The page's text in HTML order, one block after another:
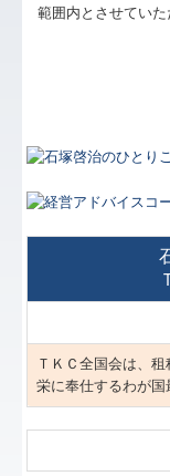
ＴＫＣ全国会は、
栄に奉仕するわが国
範囲内とさせていた